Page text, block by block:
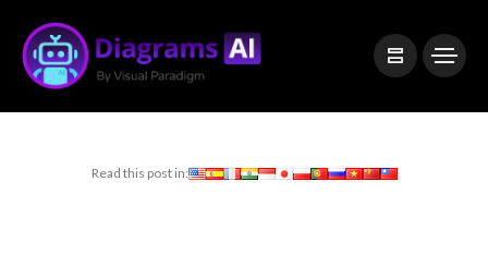
Read this post in: